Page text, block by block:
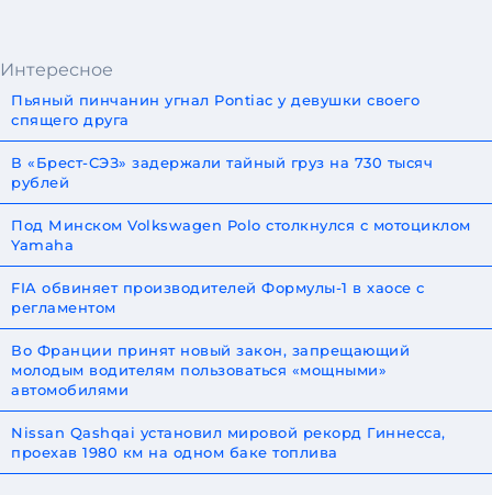
Интересное
Пьяный пинчанин угнал Pontiac у девушки своего
спящего друга
В «Брест-СЭЗ» задержали тайный груз на 730 тысяч
рублей
Под Минском Volkswagen Polo столкнулся с мотоциклом
Yamaha
FIA обвиняет производителей Формулы-1 в хаосе с
регламентом
Во Франции принят новый закон, запрещающий
молодым водителям пользоваться «мощными»
автомобилями
Nissan Qashqai установил мировой рекорд Гиннесса,
проехав 1980 км на одном баке топлива